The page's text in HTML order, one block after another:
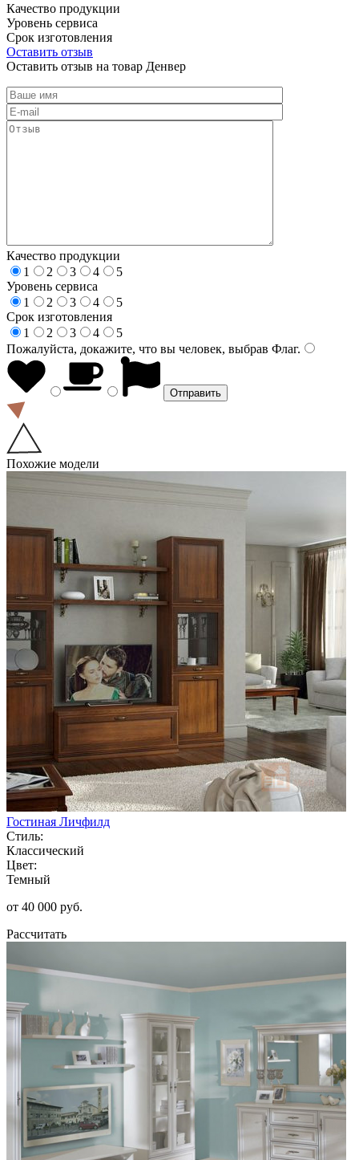
Качество продукции
Уровень сервиса
Срок изготовления
Оставить отзыв
Оставить отзыв на товар Денвер
Качество продукции
1
2 3 4
5
Уровень сервиса
1
2 3 4
5
Срок изготовления
1
2 3 4
5
Пожалуйста, докажите, что вы человек, выбрав Флаг.
Похожие модели
Гостиная Личфилд
Стиль:
Классический
Цвет:
Темный
от 40 000 руб.
Рассчитать